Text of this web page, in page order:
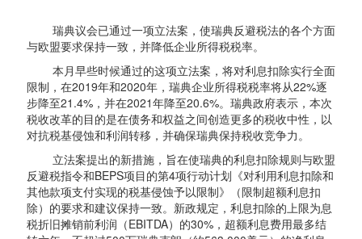
瑞典议会已通过一项立法案，使瑞典反避税法的各个方面
与欧盟要求保持一致，并降低企业所得税税率。
本月早些时候通过的这项立法案，将对利息扣除实行全面
限制，在2019年和2020年，瑞典企业所得税税率将从22%逐
步降至21.4%，并在2021年降至20.6%。瑞典政府表示，本次
税收改革的目的是在债务和权益之间创造更多的税收中性，以
对抗税基侵蚀和利润转移，并确保瑞典保持税收竞争力。
立法案提出的新措施，旨在使瑞典的利息扣除规则与欧盟
反避税指令和BEPS项目的第4项行动计划《对利用利息扣除和
其他款项支付实现的税基侵蚀予以限制》（限制超额利息扣
除）的要求和建议保持一致。新政规定，利息扣除的上限为息
税折旧摊销前利润（EBITDA）的30%，超额利息费用最多结